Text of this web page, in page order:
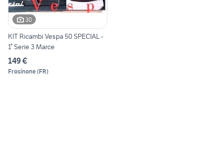
30
KIT Ricambi Vespa 50 SPECIAL -
1° Serie 3 Marce
149 €
Frosinone(FR)